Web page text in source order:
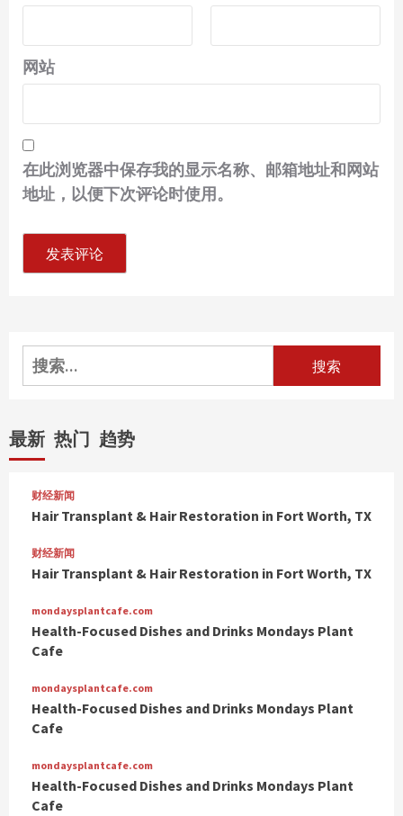
网站
在此浏览器中保存我的显示名称、邮箱地址和网站
地址，以便下次评论时使用。
搜
索：
最新 热门 趋势
财经新闻
Hair Transplant & Hair Restoration in Fort Worth, TX
财经新闻
Hair Transplant & Hair Restoration in Fort Worth, TX
mondaysplantcafe.com
Health-Focused Dishes and Drinks Mondays Plant
Cafe
mondaysplantcafe.com
Health-Focused Dishes and Drinks Mondays Plant
Cafe
mondaysplantcafe.com
Health-Focused Dishes and Drinks Mondays Plant
Cafe